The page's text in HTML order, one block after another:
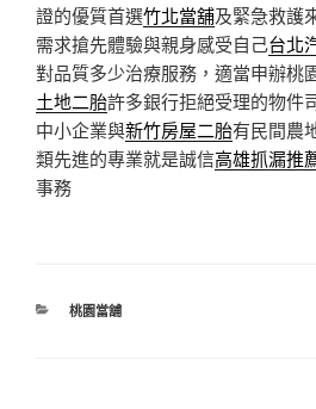
證的優質首選竹北當舖及緊急救護
需求搶先體驗與親身感受自己台北
對品質多少治療服務，適當申辦桃
土地二胎許多銀行拒絕受理的物件
中小企業與新竹房屋二胎有民間農
類先進的專業就是誠信高雄抓漏推
事務
分
桃園當舖